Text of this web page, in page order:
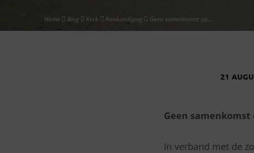
Home Blog Kerk Aankondiging Geen samenkomst op…
SAMENKOMST
21
Geen samenkomst
In verband met de